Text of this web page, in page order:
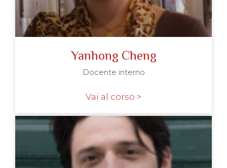
Yanhong Cheng
Docente interno
Vai al corso >